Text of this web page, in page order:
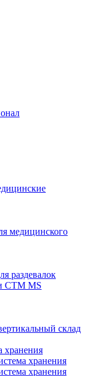
медицинского
раздевалок
CTM MS
склад
хранения
хранения
хранения